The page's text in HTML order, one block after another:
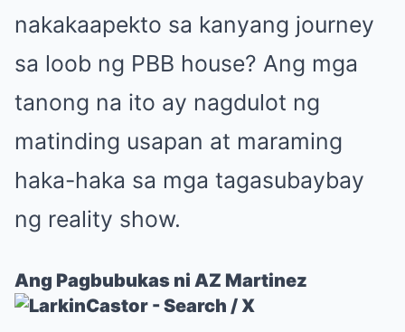
nakakaapekto sa kanyang journey
sa loob ng PBB house? Ang mga
tanong na ito ay nagdulot ng
matinding usapan at maraming
haka-haka sa mga tagasubaybay
ng reality show.
Ang Pagbubukas ni AZ Martinez